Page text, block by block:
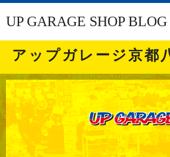
UP GARAGE SHOP BLOG
アップガレージ京都